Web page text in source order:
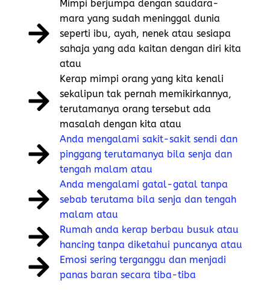
Mimpi berjumpa dengan saudara-
mara yang sudah meninggal dunia
seperti ibu, ayah, nenek atau sesiapa
sahaja yang ada kaitan dengan diri kita
atau
Kerap mimpi orang yang kita kenali
sekalipun tak pernah memikirkannya,
terutamanya orang tersebut ada
masalah dengan kita atau
Anda mengalami sakit-sakit sendi dan
pinggang terutamanya bila senja dan
tengah malam atau
Anda mengalami gatal-gatal tanpa
sebab terutama bila senja dan tengah
malam atau
Rumah anda kerap berbau busuk atau
hancing tanpa diketahui puncanya atau
Emosi sering terganggu dan menjadi
panas baran secara tiba-tiba